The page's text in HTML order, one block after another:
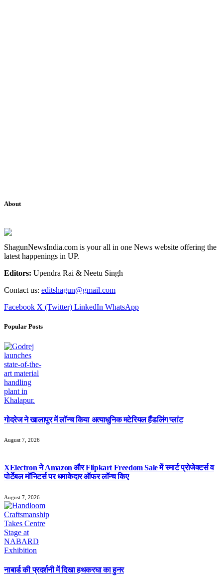
About
ShagunNewsIndia.com is your all in one News website offering the
latest happenings in UP.
Editors: Upendra Rai & Neetu Singh
Contact us: editshagun@gmail.com
Facebook X (Twitter) LinkedIn WhatsApp
Popular Posts
गोदरेज ने खालापुर में लॉन्च किया अत्याधुनिक मटेरियल हैंडलिंग प्लांट
August 7, 2026
XElectron ने Amazon और Flipkart Freedom Sale में स्मार्ट प्रोजेक्टर्स व
पोर्टेबल मॉनिटर्स पर धमाकेदार ऑफर लॉन्च किए
August 7, 2026
नाबार्ड की प्रदर्शनी में दिखा हथकरघा का हुनर